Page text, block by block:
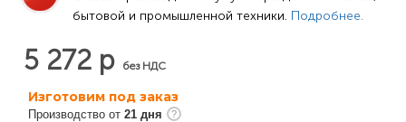
бытовой и промышленной техники. Подробнее.
5 272 р без НДС
Изготовим под заказ
Производство от 21 дня